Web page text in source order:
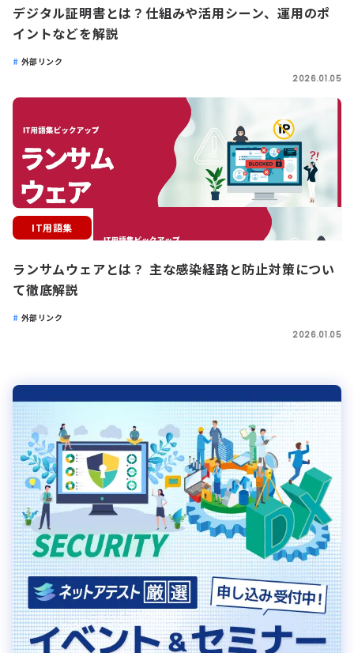
デジタル証明書とは？仕組みや活用シーン、運用のポ
イントなどを解説
外部リンク
2026.01.05
IT用語集
ランサムウェアとは？ 主な感染経路と防止対策につい
て徹底解説
外部リンク
2026.01.05